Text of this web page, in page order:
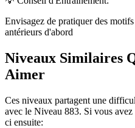
Envisagez de pratiquer des
antérieurs d'abord
Niveaux Similaires
Aimer
Ces niveaux partagent une
avec le Niveau 883. Si vous avez
ci ensuite: